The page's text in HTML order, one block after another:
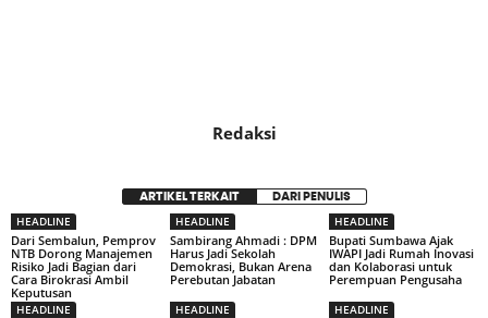
Redaksi
ARTIKEL TERKAIT DARI PENULIS
HEADLINE
Dari Sembalun, Pemprov
NTB Dorong Manajemen
Risiko Jadi Bagian dari
Cara Birokrasi Ambil
Keputusan
HEADLINE
Sambirang Ahmadi : DPM
Harus Jadi Sekolah
Demokrasi, Bukan Arena
Perebutan Jabatan
HEADLINE
Bupati Sumbawa Ajak
IWAPI Jadi Rumah Inovasi
dan Kolaborasi untuk
Perempuan Pengusaha
HEADLINE HEADLINE HEADLINE